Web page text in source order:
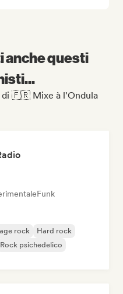
anche questi
di 🇫🇷 Mixe à l'Ondula
Funk
rock
Hard rock
Rock psichedelico